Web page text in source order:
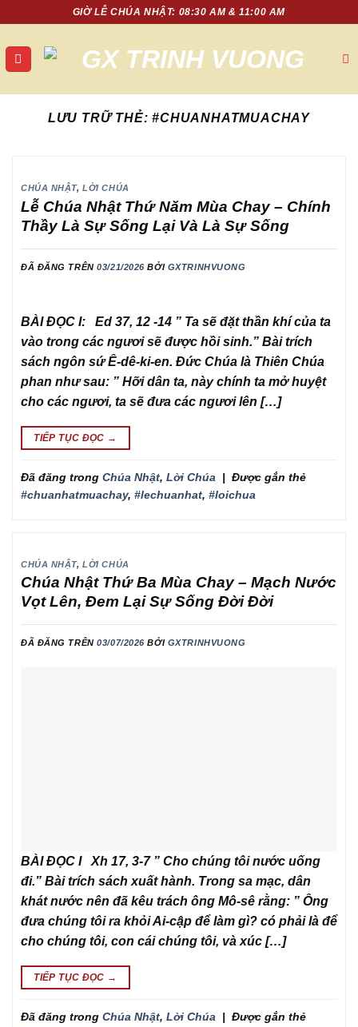
nội
dung
GIỜ LỄ CHÚA NHẬT: 08:30 AM & 11:00 AM
LƯU TRỮ THẺ:#CHUANHATMUACHAY
CHÚA NHẬT,LỜI CHÚA
Lễ Chúa Nhật Thứ Năm Mùa Chay – Chính
Thầy Là Sự Sống Lại Và Là Sự Sống
ĐÃ ĐĂNG TRÊN03/21/2026 BỞI GXTRINHVUONG
BÀI ĐỌC I: Ed 37, 12 -14 ” Ta sẽ đặt thần khí của ta
vào trong các ngươi sẽ được hồi sinh.” Bài trích
sách ngôn sứ Ê-dê-ki-en. Đức Chúa là Thiên Chúa
phan như sau: ” Hỡi dân ta, này chính ta mở huyệt
cho các ngươi, ta sẽ đưa các ngươi lên […]
TIẾP TỤC ĐỌC →
Đã đăng trong Chúa Nhật, Lời Chúa | Được gắn thẻ
#chuanhatmuachay, #lechuanhat, #loichua
CHÚA NHẬT,LỜI CHÚA
Chúa Nhật Thứ Ba Mùa Chay – Mạch Nước
Vọt Lên, Đem Lại Sự Sống Đời Đời
ĐÃ ĐĂNG TRÊN03/07/2026 BỞI GXTRINHVUONG
BÀI ĐỌC I Xh 17, 3-7 ” Cho chúng tôi nước uống
đi.” Bài trích sách xuất hành. Trong sa mạc, dân
khát nước nên đã kêu trách ông Mô-sê rằng: ” Ông
đưa chúng tôi ra khỏi Ai-cập để làm gì? có phải là để
cho chúng tôi, con cái chúng tôi, và xúc […]
TIẾP TỤC ĐỌC →
Đã đăng trong Chúa Nhật, Lời Chúa | Được gắn thẻ